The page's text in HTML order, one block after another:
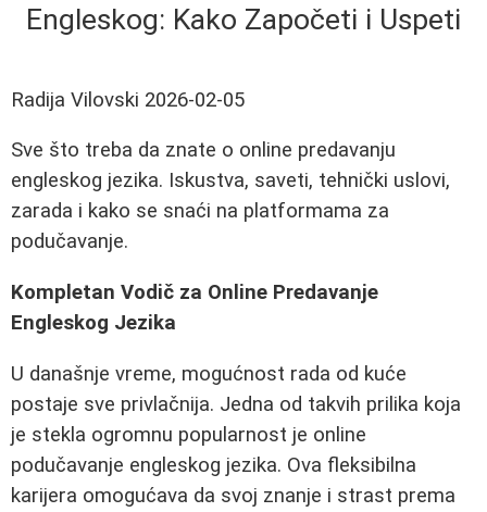
Engleskog: Kako Započeti i Uspeti
Radija Vilovski 2026-02-05
Sve što treba da znate o online predavanju
engleskog jezika. Iskustva, saveti, tehnički uslovi,
zarada i kako se snaći na platformama za
podučavanje.
Kompletan Vodič za Online Predavanje
Engleskog Jezika
U današnje vreme, mogućnost rada od kuće
postaje sve privlačnija. Jedna od takvih prilika koja
je stekla ogromnu popularnost je online
podučavanje engleskog jezika. Ova fleksibilna
karijera omogućava da svoj znanje i strast prema